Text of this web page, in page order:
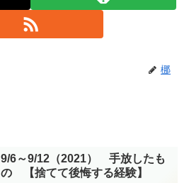
梛
9/6～9/12（2021） 手放したも
の 【捨てて後悔する経験】